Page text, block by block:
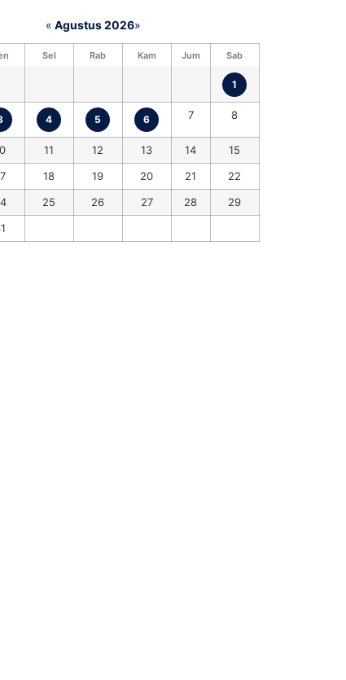
« Agustus 2026»
Sel Rab Kam Jum Sab
1
4 5 6 7 8
11 12 13 14
15
18 19 20 21
22
25 26 27 28
29